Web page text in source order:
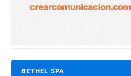
BETHEL SPA